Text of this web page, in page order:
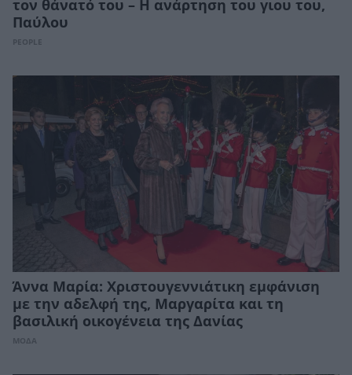
τον θάνατό του – Η ανάρτηση του γιου του,
Παύλου
PEOPLE
Άννα Μαρία: Χριστουγεννιάτικη εμφάνιση
με την αδελφή της, Μαργαρίτα και τη
βασιλική οικογένεια της Δανίας
ΜΟΔΑ